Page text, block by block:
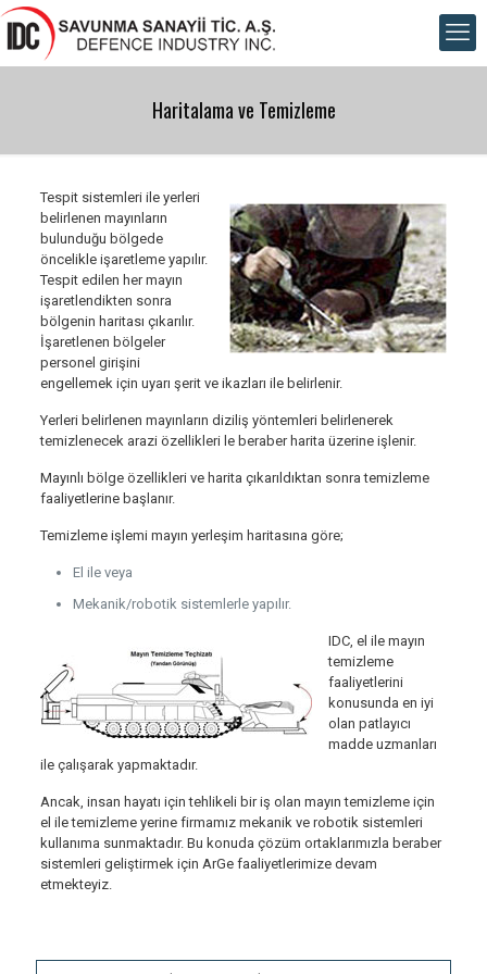
Haritalama ve Temizleme
Tespit sistemleri ile yerleri
belirlenen mayınların
bulunduğu bölgede
öncelikle işaretleme yapılır.
Tespit edilen her mayın
işaretlendikten sonra
bölgenin haritası çıkarılır.
İşaretlenen bölgeler
personel girişini
engellemek için uyarı şerit ve ikazları ile belirlenir.
Yerleri belirlenen mayınların diziliş yöntemleri belirlenerek
temizlenecek arazi özellikleri le beraber harita üzerine işlenir.
Mayınlı bölge özellikleri ve harita çıkarıldıktan sonra temizleme
faaliyetlerine başlanır.
Temizleme işlemi mayın yerleşim haritasına göre;
El ile veya
Mekanik/robotik sistemlerle yapılır.
IDC, el ile mayın
temizleme
faaliyetlerini
konusunda en iyi
olan patlayıcı
madde uzmanları
ile çalışarak yapmaktadır.
Ancak, insan hayatı için tehlikeli bir iş olan mayın temizleme için
el ile temizleme yerine firmamız mekanik ve robotik sistemleri
kullanıma sunmaktadır. Bu konuda çözüm ortaklarımızla beraber
sistemleri geliştirmek için ArGe faaliyetlerimize devam
etmekteyiz.